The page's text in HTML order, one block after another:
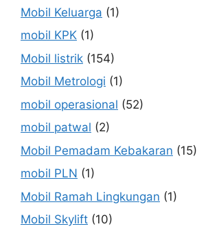
Mobil Keluarga (1)
mobil KPK (1)
Mobil listrik (154)
Mobil Metrologi (1)
mobil operasional (52)
mobil patwal (2)
Mobil Pemadam Kebakaran (15)
mobil PLN (1)
Mobil Ramah Lingkungan (1)
Mobil Skylift (10)